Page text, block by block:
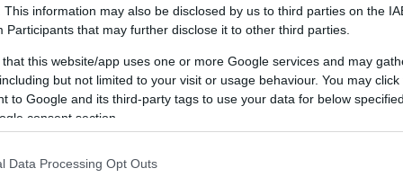
This information may also be disclosed by us to third parties on the
Participants that may further disclose it to other third parties.
that this website/app uses one or more Google services and may
but not limited to your visit or usage behaviour. You may
to Google and its third-party tags to use your data for below
consent section.
Data Processing Opt Outs
A személyiségfejlesztés alapvető
jelentőséggel bír az egyén életében, mivel
közvetlen hatással van az önbizalomra, a
kapcsolatokra, a karrierre és az általános
életminőségre. Egy jól kiegyensúlyozott
személyiség segít abban, hogy az egyén képes
legyen adaptálni a változó körülményekhez,
hatékonyan kezelje a stresszt.